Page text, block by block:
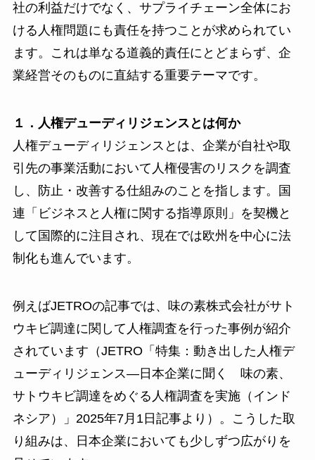
社の利益だけでなく、サプライチェーン全体にお
ける人権問題にも責任を持つことが求められてい
ます。これは単なる道義的責任にとどまらず、企
業経営そのものに直結する重要テーマです。
１．人権デューディリジェンスとは何か
人権デューディリジェンスとは、企業が自社や取
引先の事業活動において人権侵害のリスクを調査
し、防止・改善する仕組みのことを指します。国
連「ビジネスと人権に関する指導原則」を契機と
して国際的に注目され、現在では欧州を中心に法
制化も進んでいます。
例えばJETROの記事では、味の素株式会社がサト
ウキビ調達に関して人権調査を行った事例が紹介
されています（JETRO「特集：動き出した人権デ
ューディリジェンス―日本企業に聞く 味の素、
サトウキビ調達をめぐる人権調査を実施（インド
ネシア）」2025年7月1日記事より）。こうした取
り組みは、日本企業においても少しずつ広がりを